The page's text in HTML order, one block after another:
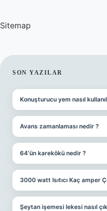
Sitemap
SIDEBAR
SON YAZILAR
Konuşturucu yem nasıl
Avans zamanlaması nedir ?
64’ün karekökü nedir ?
3000 watt Isıtıcı Kaç amper
Şeytan işemesi lekesi nasıl